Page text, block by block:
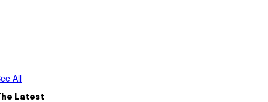
All
Latest